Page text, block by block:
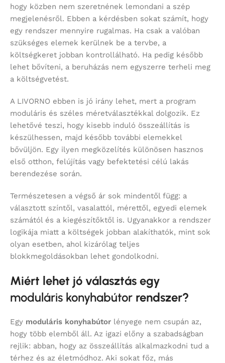
hogy közben nem szeretnének lemondani a szép
megjelenésről. Ebben a kérdésben sokat számít, hogy
egy rendszer mennyire rugalmas. Ha csak a valóban
szükséges elemek kerülnek be a tervbe, a
költségkeret jobban kontrollálható. Ha pedig később
lehet bővíteni, a beruházás nem egyszerre terheli meg
a költségvetést.
A LIVORNO ebben is jó irány lehet, mert a program
moduláris és széles méretválasztékkal dolgozik. Ez
lehetővé teszi, hogy kisebb induló összeállítás is
készülhessen, majd később további elemekkel
bővüljön. Egy ilyen megközelítés különösen hasznos
első otthon, felújítás vagy befektetési célú lakás
berendezése során.
Természetesen a végső ár sok mindentől függ: a
választott színtől, vasalattól, mérettől, egyedi elemek
számától és a kiegészítőktől is. Ugyanakkor a rendszer
logikája miatt a költségek jobban alakíthatók, mint sok
olyan esetben, ahol kizárólag teljes
blokkmegoldásokban lehet gondolkodni.
Miért lehet jó választás egy
moduláris konyhabútor rendszer?
Egy moduláris konyhabútor lényege nem csupán az,
hogy több elemből áll. Az igazi előny a szabadságban
rejlik: abban, hogy az összeállítás alkalmazkodni tud a
térhez és az életmódhoz. Aki sokat főz, más